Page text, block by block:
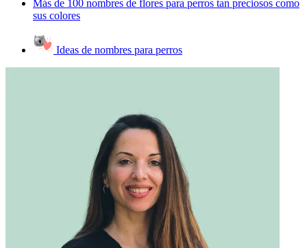
Más de 100 nombres de flores para perros tan preciosos como
sus colores
Ideas de nombres para perros